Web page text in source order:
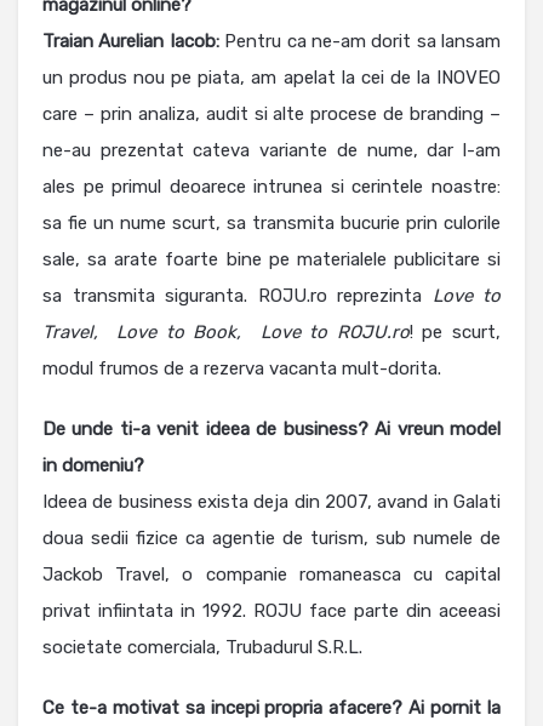
magazinul online?
Traian Aurelian Iacob:Pentru ca ne-am dorit sa lansam
un produs nou pe piata, am apelat la cei de la INOVEO
care – prin analiza, audit si alte procese de branding –
ne-au prezentat cateva variante de nume, dar l-am
ales pe primul deoarece intrunea si cerintele noastre:
sa fie un nume scurt, sa transmita bucurie prin culorile
sale, sa arate foarte bine pe materialele publicitare si
sa transmita siguranta. ROJU.ro reprezinta Love to
Travel, Love to Book, Love to ROJU.ro! pe scurt,
modul frumos de a rezerva vacanta mult-dorita.
De unde ti-a venit ideea de business? Ai vreun model
in domeniu?
Ideea de business exista deja din 2007, avand in Galati
doua sedii fizice ca agentie de turism, sub numele de
Jackob Travel, o companie romaneasca cu capital
privat infiintata in 1992. ROJU face parte din aceeasi
societate comerciala, Trubadurul S.R.L.
Ce te-a motivat sa incepi propria afacere? Ai pornit la